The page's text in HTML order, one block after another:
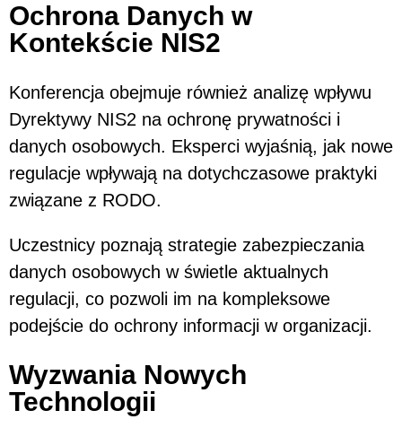
Ochrona Danych w
Kontekście NIS2
Konferencja obejmuje również analizę wpływu
Dyrektywy NIS2 na ochronę prywatności i
danych osobowych. Eksperci wyjaśnią, jak nowe
regulacje wpływają na dotychczasowe praktyki
związane z RODO.
Uczestnicy poznają strategie zabezpieczania
danych osobowych w świetle aktualnych
regulacji, co pozwoli im na kompleksowe
podejście do ochrony informacji w organizacji.
Wyzwania Nowych
Technologii